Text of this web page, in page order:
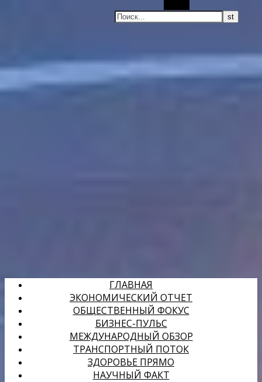
ГЛАВНАЯ
ЭКОНОМИЧЕСКИЙ ОТЧЕТ
ОБЩЕСТВЕННЫЙ ФОКУС
БИЗНЕС-ПУЛЬС
МЕЖДУНАРОДНЫЙ ОБЗОР
ТРАНСПОРТНЫЙ ПОТОК
ЗДОРОВЬЕ ПРЯМО
НАУЧНЫЙ ФАКТ